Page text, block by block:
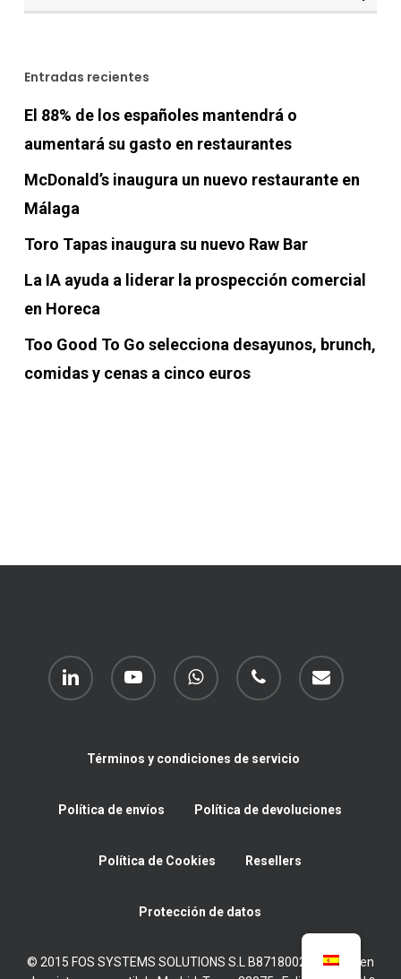
Entradas recientes
El 88% de los españoles mantendrá o
aumentará su gasto en restaurantes
McDonald’s inaugura un nuevo restaurante en
Málaga
Toro Tapas inaugura su nuevo Raw Bar
La IA ayuda a liderar la prospección comercial
en Horeca
Too Good To Go selecciona desayunos, brunch,
comidas y cenas a cinco euros
linkedin youtube whatsapp phone email
Términos y condiciones de servicio
Política de envíos Política de devoluciones
Política de Cookies Resellers
Protección de datos
© 2015 FOS SYSTEMS SOLUTIONS S.L B87180022 Inscrita en